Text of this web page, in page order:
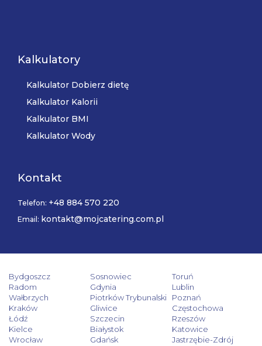
Kalkulatory
Kalkulator Dobierz dietę
Kalkulator Kalorii
Kalkulator BMI
Kalkulator Wody
Kontakt
Telefon: +48 884 570 220
Email: kontakt@mojcatering.com.pl
Bydgoszcz Sosnowiec
Toruń
Radom
Gdynia
Lublin
Wałbrzych
Piotrków Trybunalski
Poznań
Kraków
Gliwice
Częstochowa
Łódź
Szczecin
Rzeszów
Kielce
Białystok
Katowice
Wrocław
Gdańsk
Jastrzębie-Zdrój